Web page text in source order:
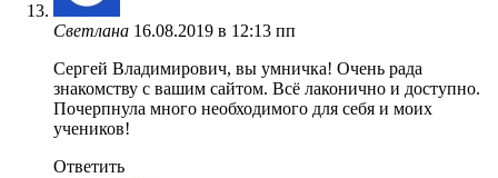
Светлана 16.08.2019 в 12:13 пп
Сергей Владимирович, вы умничка! Очень рада
знакомству с вашим сайтом. Всё лаконично и доступно.
Почерпнула много необходимого для себя и моих
учеников!
Ответить